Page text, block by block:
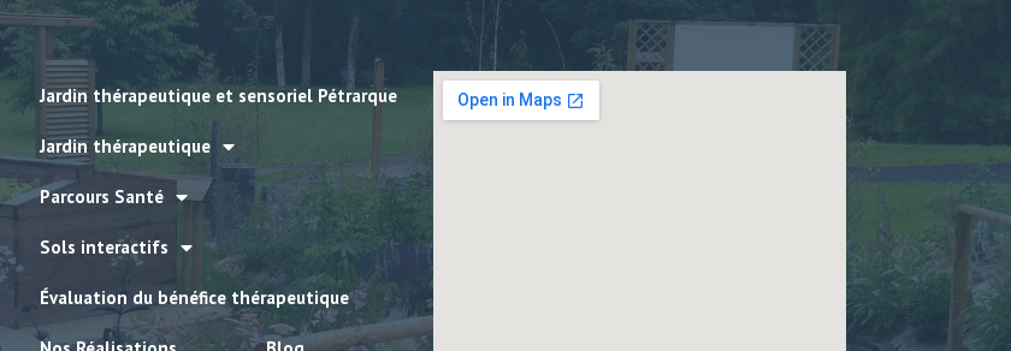
Jardin thérapeutique et sensoriel Pétrarque
Jardin thérapeutique
Parcours Santé
Sols interactifs
Évaluation du bénéfice thérapeutique